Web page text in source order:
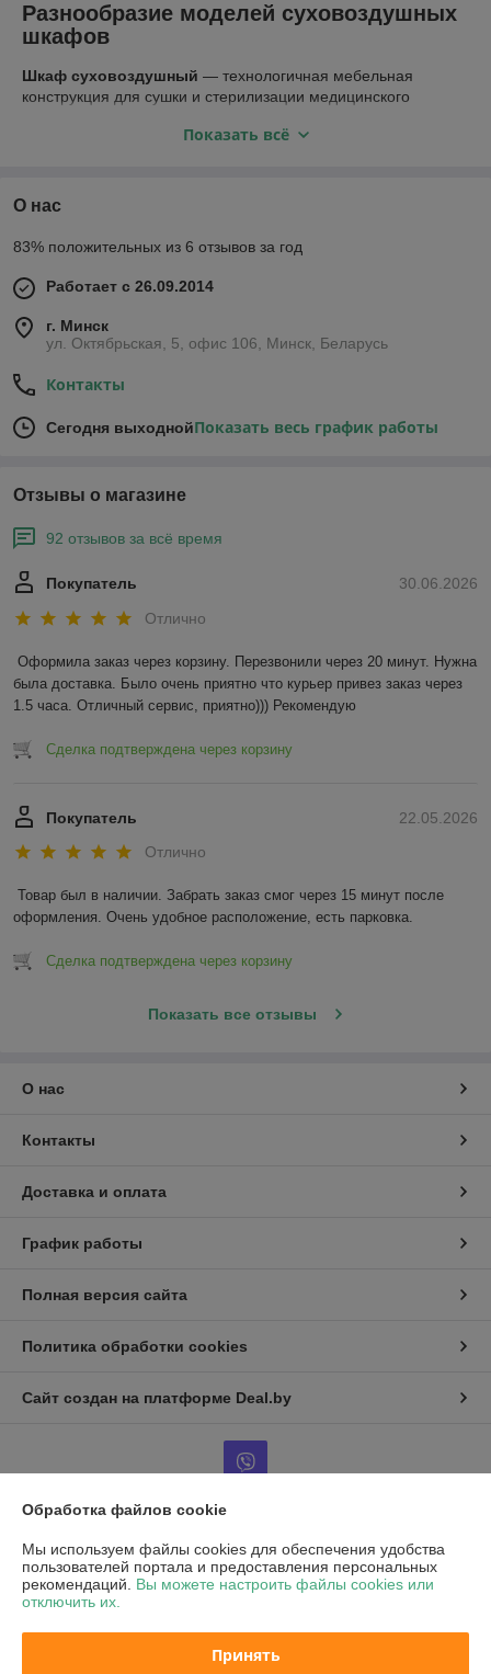
Разнообразие моделей суховоздушных
шкафов
Шкаф суховоздушный — технологичная мебельная
конструкция для сушки и стерилизации медицинского
центрах, на фармацевтическом производстве. За счет
инструментов из стекла, металла, других термостойких
Востребованность суховоздушных шкафов объясняется
в оборудовании, поддерживающем санитарию
и безопасность проводимых манипуляций. Шкафы —
сравнительно простой вариант, обладающий, тем не менее,
высоким бактерицидным потенциалом.
Производители предлагают разные модификации,
потока, наличием альтернативных программ циркуляции
стерилизации.
возможностей, оптимизирующих работу камеры. Среди них
поддержание установленной температуры (в широком
процесса сушки; встроенную сигнализацию, срабатывающую
выбранного пользователем режима.
Суховоздушные шкафы на фоне альтернативных видов
стерилизационной техники выделяются экономичным
надежностью и наглядностью процесса обработки изделий
Показать всё
О нас
83% положительных из 6 отзывов за год
Работает с 26.09.2014
г. Минск
ул. Октябрьская, 5, офис 106, Минск, Беларусь
Контакты
Сегодня выходнойПоказать весь график работы
Отзывы о магазине
92 отзывов за всё время
30.06.2026
Покупатель
Отлично
Оформила заказ через корзину. Перезвонили через 20 минут. Нужна
была доставка. Было очень приятно что курьер привез заказ через
1.5 часа. Отличный сервис, приятно))) Рекомендую
Сделка подтверждена через корзину
22.05.2026
Покупатель
Отлично
Товар был в наличии. Забрать заказ смог через 15 минут после
оформления. Очень удобное расположение, есть парковка.
Сделка подтверждена через корзину
Показать все отзывы
О нас
Контакты
Доставка и оплата
График работы
Полная версия сайта
Политика обработки cookies
Сайт создан на платформе Deal.by
Информация для покупателя
Юридическое лицо:Частное унитарное предприятие «Воркаут Мед»
РБ, 220030, г. Минск, ул. Октябрьская, д.5, оф.109
Регистрационный номер ЕГР: 193667564
Обработка файлов cookie
Мы используем файлы cookies для обеспечения удобства
пользователей портала и предоставления персональных
рекомендаций. Вы можете настроить файлы cookies или
отключить их.
Принять